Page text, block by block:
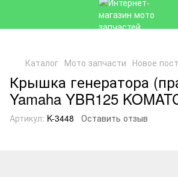
Каталог Мото запчасти Новое
Крышка генератора
Yamaha YBR125
Артикул: K-3448 Оставить отзыв